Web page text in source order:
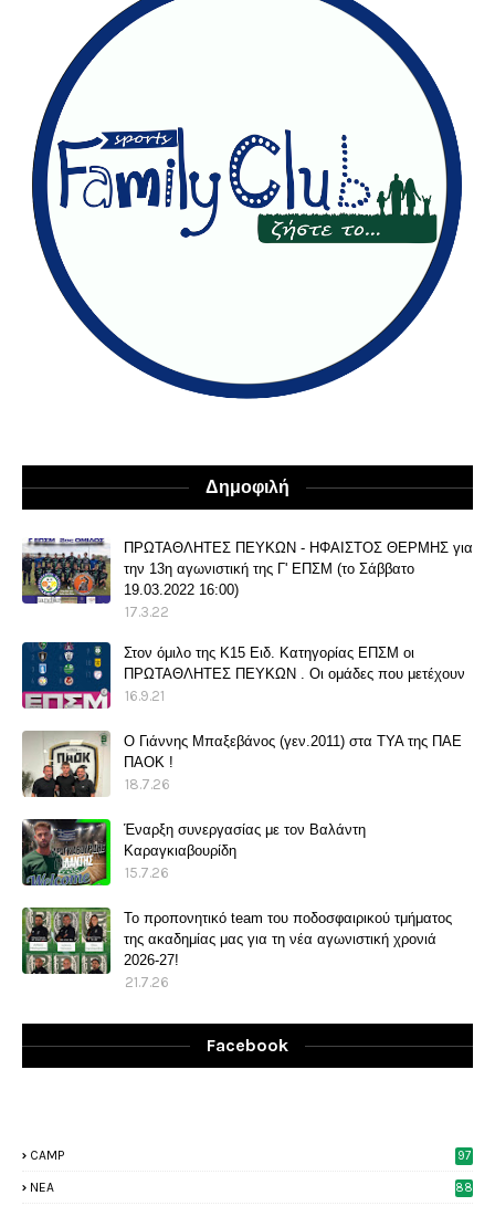
Δημοφιλή
ΠΡΩΤΑΘΛΗΤΕΣ ΠΕΥΚΩΝ - ΗΦΑΙΣΤΟΣ ΘΕΡΜΗΣ για
την 13η αγωνιστική της Γ' ΕΠΣΜ (το Σάββατο
19.03.2022 16:00)
17.3.22
Στον όμιλο της Κ15 Ειδ. Κατηγορίας ΕΠΣΜ οι
ΠΡΩΤΑΘΛΗΤΕΣ ΠΕΥΚΩΝ . Οι ομάδες που μετέχουν
16.9.21
O Γιάννης Μπαξεβάνος (γεν.2011) στα ΤΥΑ της ΠΑΕ
ΠΑΟΚ !
18.7.26
Έναρξη συνεργασίας με τον Βαλάντη
Καραγκιαβουρίδη
15.7.26
Το προπονητικό team του ποδοσφαιρικού τμήματος
της ακαδημίας μας για τη νέα αγωνιστική χρονιά
2026-27!
21.7.26
Facebook
CAMP 97
NEA 88